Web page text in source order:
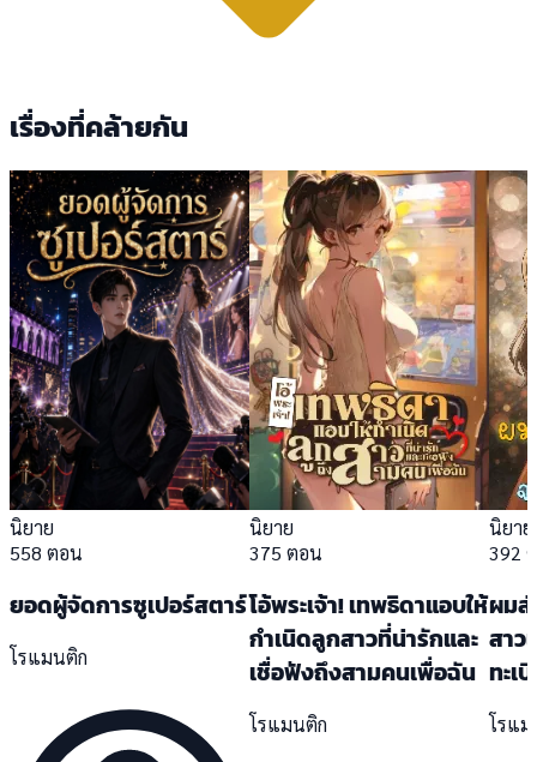
เรื่องที่คล้ายกัน
นิยาย
558 ตอน
ยอดผู้จัดการซูเปอร์สตาร์
โรแมนติก
นิยาย
375 ตอน
โอ้พระเจ้า! เทพธิดาแอบให้
กำเนิดลูกสาวที่น่ารักและ
เชื่อฟังถึงสามคนเพื่อฉัน
โรแมนติก
นิยาย
392
ผมส่
สาว
ทะเ
โรแ